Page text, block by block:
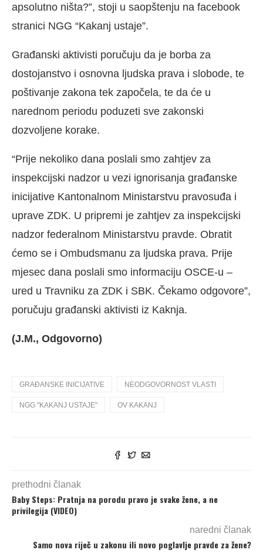
apsolutno ništa?”, stoji u saopštenju na facebook
stranici NGG “Kakanj ustaje”.
Građanski aktivisti poručuju da je borba za
dostojanstvo i osnovna ljudska prava i slobode, te
poštivanje zakona tek započela, te da će u
narednom periodu poduzeti sve zakonski
dozvoljene korake.
“Prije nekoliko dana poslali smo zahtjev za
inspekcijski nadzor u vezi ignorisanja građanske
inicijative Kantonalnom Ministarstvu pravosuđa i
uprave ZDK. U pripremi je zahtjev za inspekcijski
nadzor federalnom Ministarstvu pravde. Obratit
ćemo se i Ombudsmanu za ljudska prava. Prije
mjesec dana poslali smo informaciju OSCE-u –
ured u Travniku za ZDK i SBK. Čekamo odgovore”,
poručuju građanski aktivisti iz Kaknja.
(J.M., Odgovorno)
GRAĐANSKE INICIJATIVE NEODGOVORNOST VLASTI
NGG "KAKANJ USTAJE" OV KAKANJ
prethodni članak
Baby Steps: Pratnja na porodu pravo je svake žene, a ne
privilegija (VIDEO)
naredni članak
Samo nova riječ u zakonu ili novo poglavlje pravde za žene?